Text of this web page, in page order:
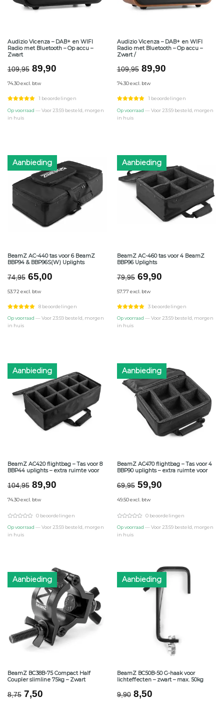
Audizio Vicenza – DAB+ en WIFI
Radio met Bluetooth – Op accu –
Zwart
109,95 Oorspronkelijke
was:
€109,95.
89,90Huidige
€89,90.
74.30 excl. btw
1 beoordelingen
Op voorraad — Voor 23:59 besteld, morgen
in huis
Audizio Vicenza – DAB+ en WIFI
Radio met Bluetooth – Op accu –
Zwart /
109,95 Oorspronkelijke
was:
€109,95.
89,90Huidige
€89,90.
74.30 excl. btw
1 beoordelingen
Op voorraad — Voor 23:59 besteld, morgen
in huis
Aanbieding
BeamZ AC-440 tas voor 6 BeamZ
BBP94 & BBP96S(W) Uplights
74,95 Oorspronkelijke
was:
€74,95.
65,00Huidige
€65,00.
53.72 excl. btw
8 beoordelingen
Op voorraad — Voor 23:59 besteld, morgen
in huis
Aanbieding
BeamZ AC-460 tas voor 4 BeamZ
BBP96 Uplights
79,95 Oorspronkelijke
was:
€79,95.
69,90Huidige
€69,90.
57.77 excl. btw
3 beoordelingen
Op voorraad — Voor 23:59 besteld, morgen
in huis
Aanbieding
BeamZ AC420 flightbag – Tas voor 8
BBP44 uplights – extra ruimte voor
104,95 Oorspronkelijke
was:
€104,95.
89,90Huidige
€89,90.
74.30 excl. btw
0 beoordelingen
Op voorraad — Voor 23:59 besteld, morgen
in huis
Aanbieding
BeamZ AC470 flightbag – Tas voor 4
BBP90 uplights – extra ruimte voor
69,95 Oorspronkelijke
was:
€69,95.
59,90Huidige
€59,90.
49.50 excl. btw
0 beoordelingen
Op voorraad — Voor 23:59 besteld, morgen
in huis
Aanbieding
BeamZ BC38B-75 Compact Half
Coupler slimline 75kg – Zwart
8,75 Oorspronkelijke
7,50Huidige
Aanbieding
BeamZ BC50B-50 G-haak voor
lichteffecten – zwart – max. 50kg
9,90 Oorspronkelijke
8,50Huidige